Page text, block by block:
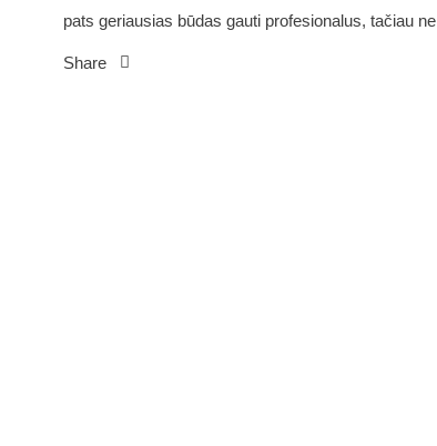
pats geriausias būdas gauti profesionalus, tačiau ne
Share